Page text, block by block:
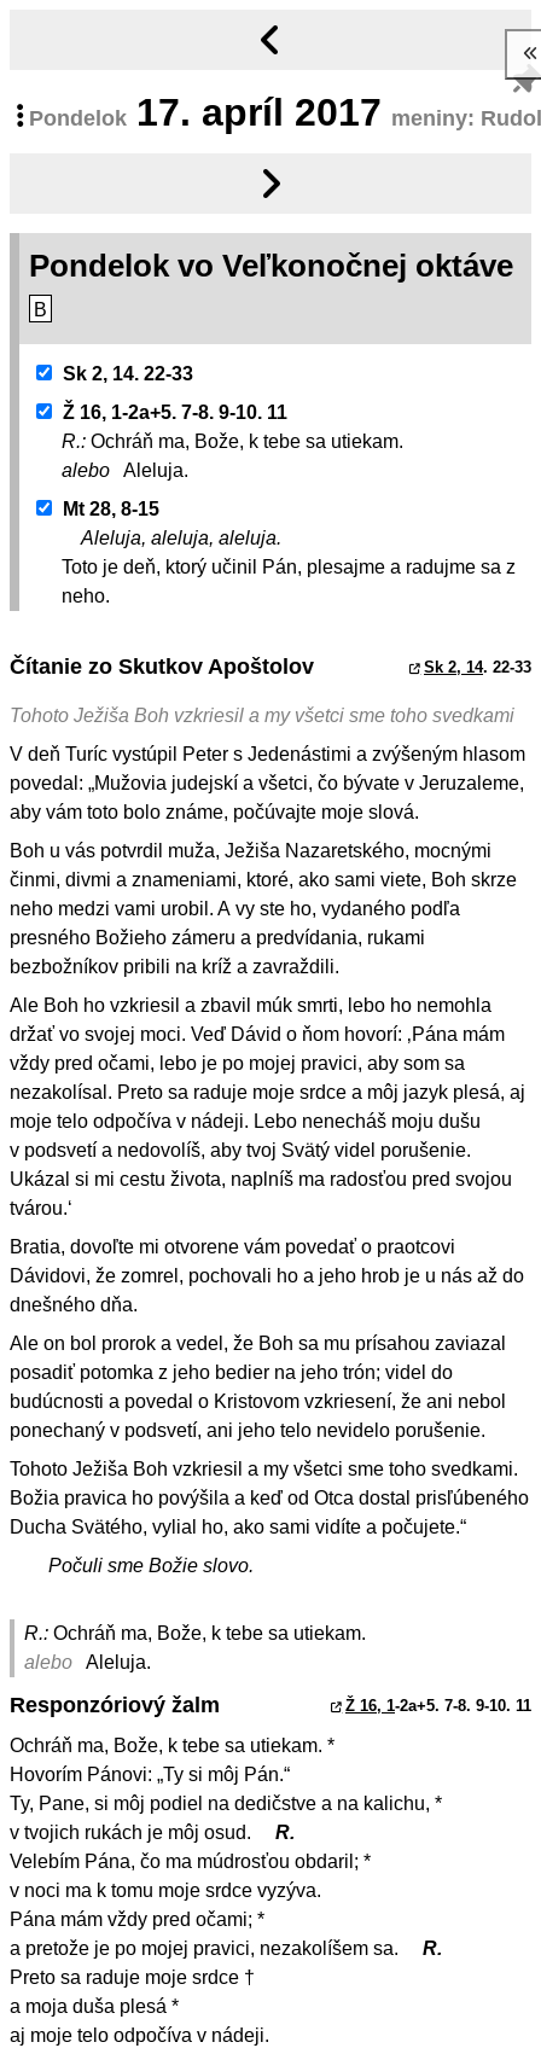
Pondelok 17. apríl 2017 meniny:
Pondelok vo Veľkonočnej oktáve
B
Sk 2, 14. 22-33
Ž 16, 1-2a+5. 7-8. 9-10. 11
R.: Ochráň ma, Bože, k tebe sa utiekam.
alebo
Aleluja.
Mt 28, 8-15
Aleluja, aleluja, aleluja.
Toto je deň, ktorý učinil Pán, plesajme a radujme sa z
neho.
Čítanie zo Skutkov Apoštolov Sk 2, 14. 22-33
Tohoto Ježiša Boh vzkriesil a my všetci sme toho svedkami
V deň Turíc vystúpil Peter s Jedenástimi a zvýšeným hlasom
povedal: „Mužovia judejskí a všetci, čo bývate v Jeruzaleme,
aby vám toto bolo známe, počúvajte moje slová.
Boh u vás potvrdil muža, Ježiša Nazaretského, mocnými
činmi, divmi a znameniami, ktoré, ako sami viete, Boh skrze
neho medzi vami urobil. A vy ste ho, vydaného podľa
presného Božieho zámeru a predvídania, rukami
bezbožníkov pribili na kríž a zavraždili.
Ale Boh ho vzkriesil a zbavil múk smrti, lebo ho nemohla
držať vo svojej moci. Veď Dávid o ňom hovorí: ‚Pána mám
vždy pred očami, lebo je po mojej pravici, aby som sa
nezakolísal. Preto sa raduje moje srdce a môj jazyk plesá, aj
moje telo odpočíva v nádeji. Lebo nenecháš moju dušu
v podsvetí a nedovolíš, aby tvoj Svätý videl porušenie.
Ukázal si mi cestu života, naplníš ma radosťou pred svojou
tvárou.‘
Bratia, dovoľte mi otvorene vám povedať o praotcovi
Dávidovi, že zomrel, pochovali ho a jeho hrob je u nás až do
dnešného dňa.
Ale on bol prorok a vedel, že Boh sa mu prísahou zaviazal
posadiť potomka z jeho bedier na jeho trón; videl do
budúcnosti a povedal o Kristovom vzkriesení, že ani nebol
ponechaný v podsvetí, ani jeho telo nevidelo porušenie.
Tohoto Ježiša Boh vzkriesil a my všetci sme toho svedkami.
Božia pravica ho povýšila a keď od Otca dostal prisľúbeného
Ducha Svätého, vylial ho, ako sami vidíte a počujete.“
Počuli sme Božie slovo.
R.: Ochráň ma, Bože, k tebe sa utiekam.
alebo
Aleluja.
Responzóriový žalm Ž 16, 1-2a+5. 7-8. 9-10. 11
Ochráň ma, Bože, k tebe sa utiekam. *
Hovorím Pánovi: „Ty si môj Pán.“
Ty, Pane, si môj podiel na dedičstve a na kalichu, *
v tvojich rukách je môj osud.
R.
Velebím Pána, čo ma múdrosťou obdaril; *
v noci ma k tomu moje srdce vyzýva.
Pána mám vždy pred očami; *
a pretože je po mojej pravici, nezakolíšem sa.
R.
Preto sa raduje moje srdce †
a moja duša plesá *
aj moje telo odpočíva v nádeji.